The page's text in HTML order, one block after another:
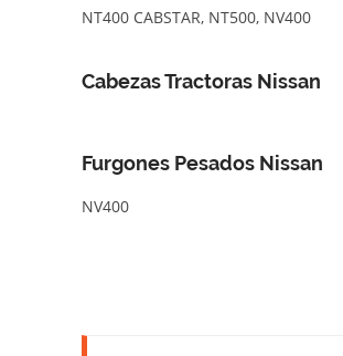
NT400 CABSTAR, NT500, NV400
Cabezas Tractoras Nissan
Furgones Pesados Nissan
NV400